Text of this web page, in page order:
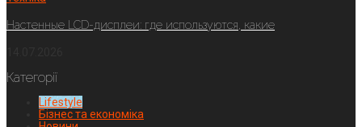
Настенные LCD-дисплеи: где используются, какие
Категорії
Lifestyle
Бізнес та економіка